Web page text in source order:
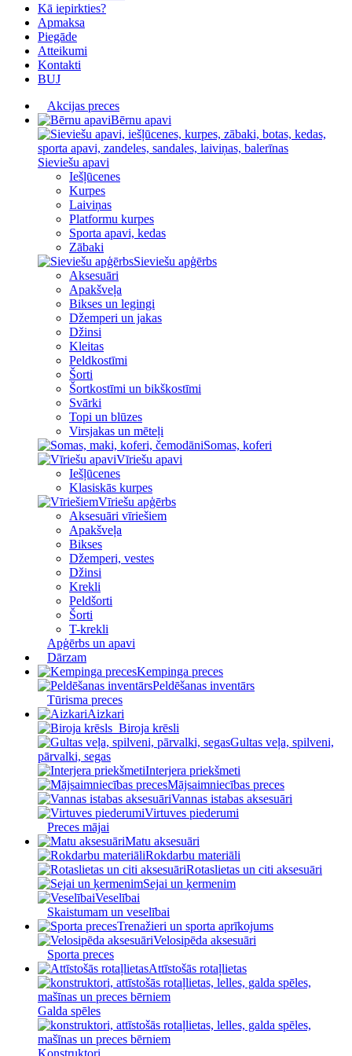
Kā iepirkties?
Apmaksa
Piegāde
Atteikumi
Kontakti
BUJ
Akcijas preces
Bērnu apavi
Sieviešu apavi
Iešļūcenes
Kurpes
Laiviņas
Platformu kurpes
Sporta apavi, kedas
Zābaki
Sieviešu apģērbs
Aksesuāri
Apakšveļa
Bikses un legingi
Džemperi un jakas
Džinsi
Kleitas
Peldkostīmi
Šorti
Šortkostīmi un bikškostīmi
Svārki
Topi un blūzes
Virsjakas un mēteļi
Somas, koferi
Vīriešu apavi
Iešļūcenes
Klasiskās kurpes
Vīriešu apģērbs
Aksesuāri vīriešiem
Apakšveļa
Bikses
Džemperi, vestes
Džinsi
Krekli
Peldšorti
Šorti
T-krekli
Apģērbs un apavi
Dārzam
Kempinga preces
Peldēšanas inventārs
Tūrisma preces
Aizkari
Biroja krēsli
Gultas veļa, spilveni,
pārvalki, segas
Interjera priekšmeti
Mājsaimniecības preces
Vannas istabas aksesuāri
Virtuves piederumi
Preces mājai
Matu aksesuāri
Rokdarbu materiāli
Rotaslietas un citi aksesuāri
Sejai un ķermenim
Veselībai
Skaistumam un veselībai
Trenažieri un sporta aprīkojums
Velosipēda aksesuāri
Sporta preces
Attīstošās rotaļlietas
Galda spēles
Konstruktori